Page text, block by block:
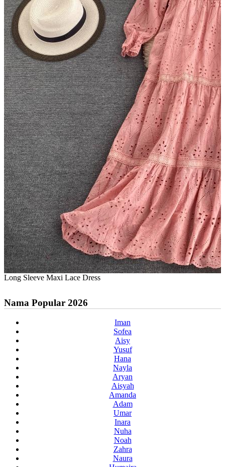
Long Sleeve Maxi Lace Dress
Nama Popular 2026
Iman
Sofea
Aisy
Yusuf
Hana
Nayla
Aryan
Aisyah
Amanda
Adam
Umar
Inara
Nuha
Noah
Zahra
Naura